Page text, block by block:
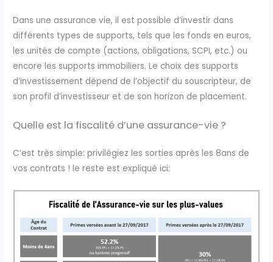
Dans une assurance vie, il est possible d’investir dans
différents types de supports, tels que les fonds en euros,
les unités de compte (actions, obligations, SCPI, etc.) ou
encore les supports immobiliers. Le choix des supports
d’investissement dépend de l’objectif du souscripteur, de
son profil d’investisseur et de son horizon de placement.
Quelle est la fiscalité d’une assurance-vie ?
C’est très simple: privilégiez les sorties après les 8ans de
vos contrats ! le reste est expliqué ici: